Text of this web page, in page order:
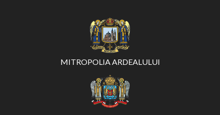
MITROPOLIA ARDEALULUI